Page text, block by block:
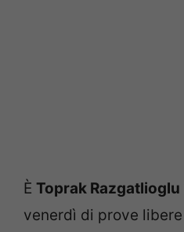
È Toprak Razgatlioglu
venerdì di prove libere